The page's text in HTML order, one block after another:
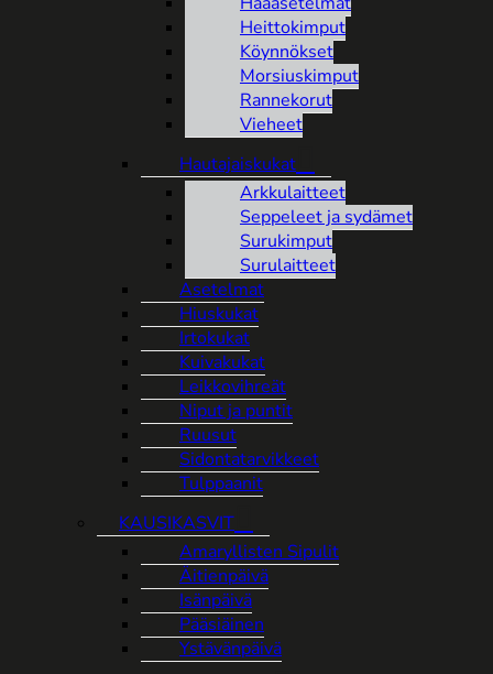
Heittokimput
Köynnökset
Morsiuskimput
Rannekorut
Vieheet
Hautajaiskukat
Arkkulaitteet
Seppeleet ja sydämet
Surukimput
Surulaitteet
Asetelmat
Hiuskukat
Irtokukat
Kuivakukat
Leikkovihreät
Niput ja puntit
Ruusut
Sidontatarvikkeet
Tulppaanit
KAUSIKASVIT
Amaryllisten Sipulit
Äitienpäivä
Isänpäivä
Pääsiäinen
Ystävänpäivä